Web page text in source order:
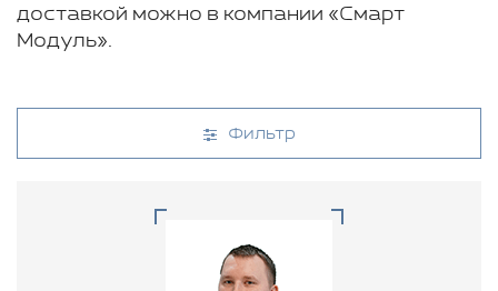
доставкой можно в компании «Смарт
Модуль».
Фильтр